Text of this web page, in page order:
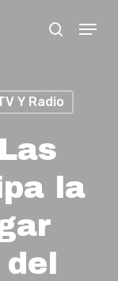
search
Menu
Y Radio
la